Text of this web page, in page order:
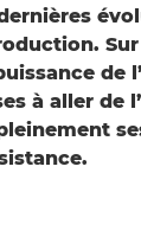
de
à aller de